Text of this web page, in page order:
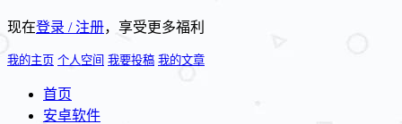
现在登录 / 注册，享受更多福利
我的主页 个人空间 我要投稿 我的文章
首页
安卓软件